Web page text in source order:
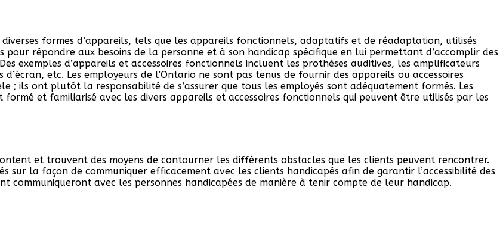
formes d’appareils, tels que les appareils fonctionnels, adaptatifs et de réadaptation, utilisés
pour répondre aux besoins de la personne et à son handicap spécifique en lui permettant d’accomplir des
exemples d’appareils et accessoires fonctionnels incluent les prothèses auditives, les amplificateurs
etc. Les employeurs de l’Ontario ne sont pas tenus de fournir des appareils ou accessoires
; ils ont plutôt la responsabilité de s’assurer que tous les employés sont adéquatement formés. Les
et familiarisé avec les divers appareils et accessoires fonctionnels qui peuvent être utilisés par les
et trouvent des moyens de contourner les différents obstacles que les clients peuvent rencontrer.
sur la façon de communiquer efficacement avec les clients handicapés afin de garantir l’accessibilité des
communiqueront avec les personnes handicapées de manière à tenir compte de leur handicap.